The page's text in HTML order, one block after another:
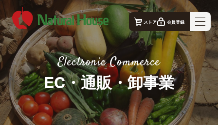
ストア 会員登録
ナチュラルハウス - 公式コーポレートサイト｜TOP
ナチュラルハウスの想い
事業概要
生産者
Electronic Commerce
EC・通販・卸事業